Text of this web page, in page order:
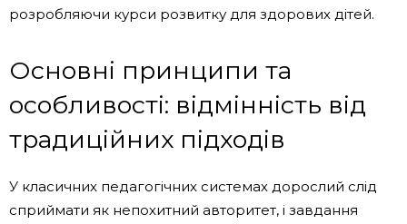
розробляючи курси розвитку для здорових дітей.
Основні принципи та
особливості: відмінність від
традиційних підходів
У класичних педагогічних системах дорослий слід
сприймати як непохитний авторитет, і завдання